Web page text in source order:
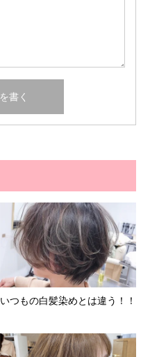
いつもの白髪染めとは違う！！